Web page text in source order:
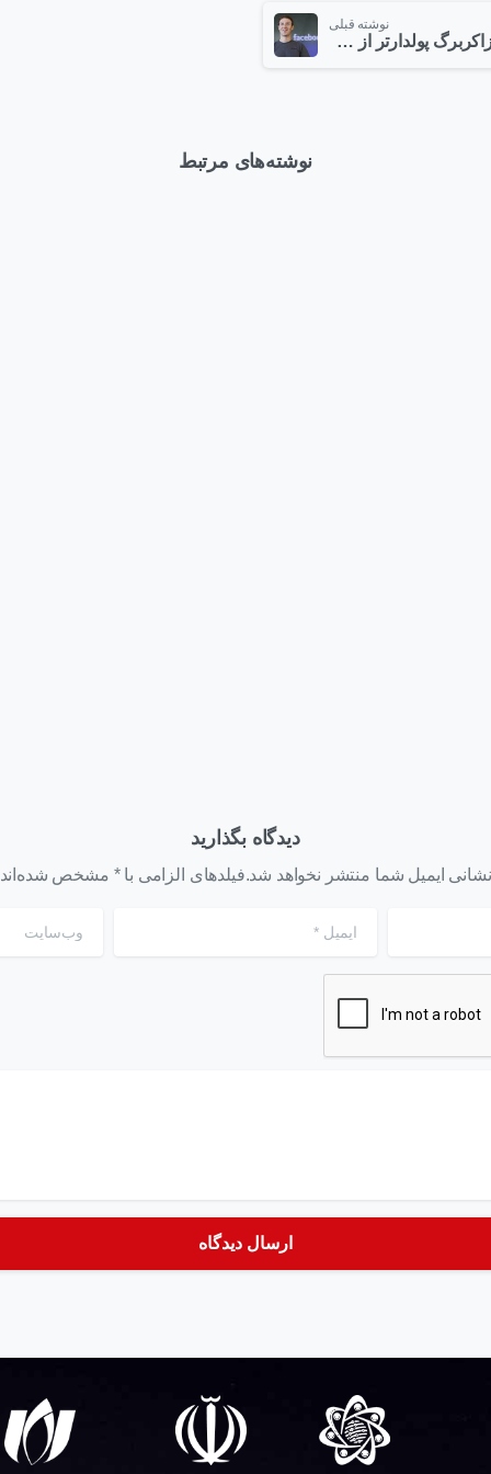
نوشته قبلی
زاکربرگ پولدارتر از رئیس اجرایی گوگل
نوشته‌های مرتبط
دیدگاه بگذارید
نشانی ایمیل شما منتشر نخواهد شد.فیلدهای الزامی با * مشخص شده‌اند
ایمیل وب‌سایت